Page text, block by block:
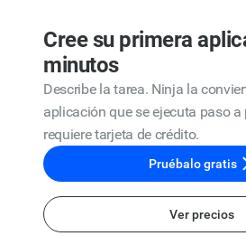
Cree su primera
minutos
Describe la tarea. Ninja la
aplicación que se ejecuta paso
requiere tarjeta de crédito.
Pruébalo gratis
Ver precios